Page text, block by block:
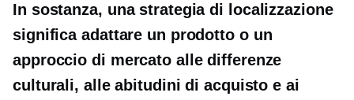
In sostanza, una strategia di localizzazione
significa adattare un prodotto o un
approccio di mercato alle differenze
culturali, alle abitudini di acquisto e ai